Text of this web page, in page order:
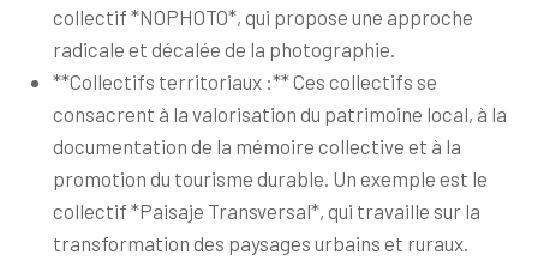
collectif *NOPHOTO*, qui propose une approche
radicale et décalée de la photographie.
**Collectifs territoriaux :** Ces collectifs se
consacrent à la valorisation du patrimoine local, à la
documentation de la mémoire collective et à la
promotion du tourisme durable. Un exemple est le
collectif *Paisaje Transversal*, qui travaille sur la
transformation des paysages urbains et ruraux.